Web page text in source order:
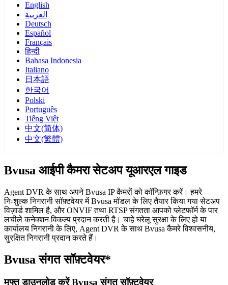
English
العربية
Deutsch
Español
Français
हिन्दी
Bahasa Indonesia
Italiano
日本語
한국어
Polski
Português
Tiếng Việt
中文(简体)
中文(繁體)
Bvusa आईपी कैमरा सेटअप यूआरएल गाइड
Agent DVR के साथ अपने Bvusa IP कैमरों को कॉन्फ़िगर करें। हमरे
निःशुल्क निगरानी सॉफ़्टवेयर में Bvusa मॉडल के लिए तैयार किया गया सेटअप
विज़ार्ड शामिल है, और ONVIF तथा RTSP संगतता आपको प्लेटफॉर्म के पार
लचीले कनेक्शन विकल्प प्रदान करती है। चाहे घरेलू सुरक्षा के लिए हो या
कार्यालय निगरानी के लिए, Agent DVR के साथ Bvusa कैमरे विश्वसनीय,
सुरक्षित निगरानी प्रदान करते हैं।
Bvusa संगत सॉफ़्टवेयर*
मुफ्त डाउनलोड करें Bvusa संगत सॉफ़्टवेयर